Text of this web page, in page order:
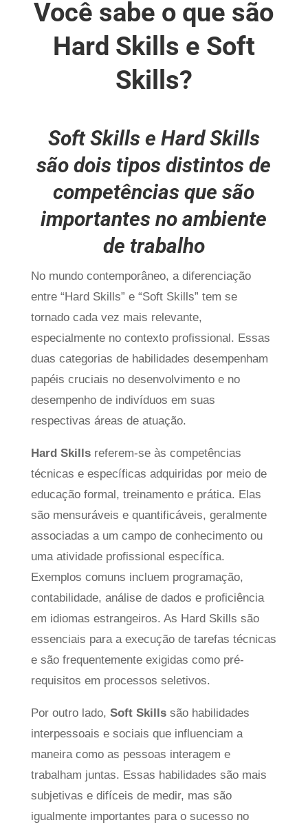
Você sabe o que são
Hard Skills e Soft
Skills?
Soft Skillse Hard Skills
são dois tipos distintos de
competências que são
importantes no ambiente
de trabalho
No mundo contemporâneo, a diferenciação
entre “Hard Skills” e “Soft Skills” tem se
tornado cada vez mais relevante,
especialmente no contexto profissional. Essas
duas categorias de habilidades desempenham
papéis cruciais no desenvolvimento e no
desempenho de indivíduos em suas
respectivas áreas de atuação.
Hard Skillsreferem-se às competências
técnicas e específicas adquiridas por meio de
educação formal, treinamento e prática. Elas
são mensuráveis e quantificáveis, geralmente
associadas a um campo de conhecimento ou
uma atividade profissional específica.
Exemplos comuns incluem programação,
contabilidade, análise de dados e proficiência
em idiomas estrangeiros. As Hard Skills são
essenciais para a execução de tarefas técnicas
e são frequentemente exigidas como pré-
requisitos em processos seletivos.
Por outro lado, Soft Skillssão habilidades
interpessoais e sociais que influenciam a
maneira como as pessoas interagem e
trabalham juntas. Essas habilidades são mais
subjetivas e difíceis de medir, mas são
igualmente importantes para o sucesso no